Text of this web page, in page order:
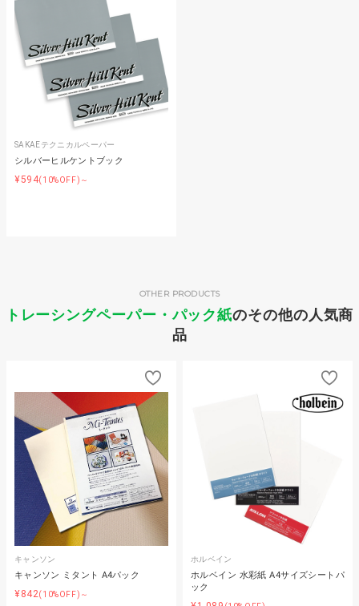
SAKAEテクニカルペーパー
シルバーヒルケントブック
¥594(10%OFF)～
トレーシングペーパー・パック紙のその他の人気商
品
OTHER PRODUCTS
キャンソン
キャンソン ミタント A4パック
¥842(10%OFF)～
ホルベイン
ホルベイン 水彩紙 A4サイズシートパ
ック